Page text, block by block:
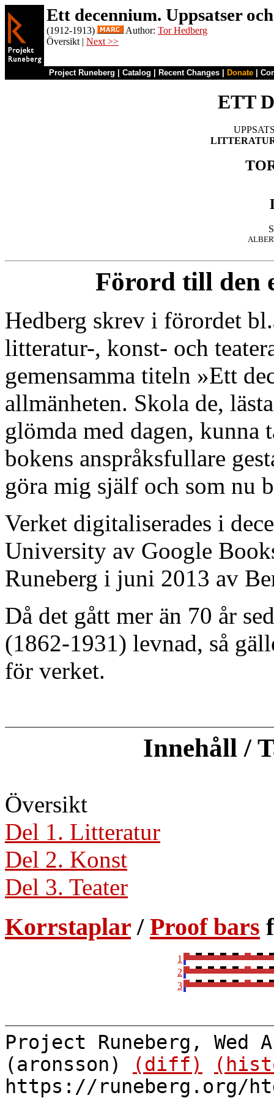
Ett decennium. Uppsatser
(1912-1913) Author: Tor Hedberg
Översikt | Next >>
Project Runeberg Catalog Recent Changes Donate
ETT
Förord till den
Hedberg skrev i förordet
litteratur-, konst- och
gemensamma titeln »Ett
allmänheten. Skola de,
glömda med dagen, kunna
bokens anspråksfullare
göra mig själf och som nu
Verket digitaliserades i
University av Google
Runeberg i juni 2013 av
Då det gått mer än 70 år
(1862-1931) levnad, så
för verket.
Innehåll /
Översikt
Del 1. Litteratur
Del 2. Konst
Del 3. Teater
Korrstaplar / Proof bars
1
2
3
Project Runeberg, Wed
(aronsson)
(diff)
https://runeberg.org/